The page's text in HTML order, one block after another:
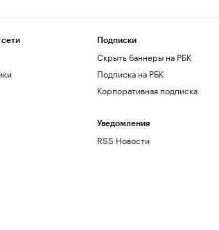
Подписки
Скрыть баннеры на РБК
Подписка на РБК
Корпоративная подписка
Уведомления
RSS Новости